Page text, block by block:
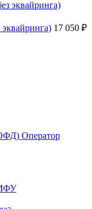
17 050 ₽
Оператор